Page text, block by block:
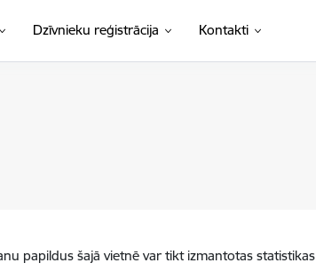
Dzīvnieku reģistrācija Kontakti
papildus šajā vietnē var tikt izmantotas